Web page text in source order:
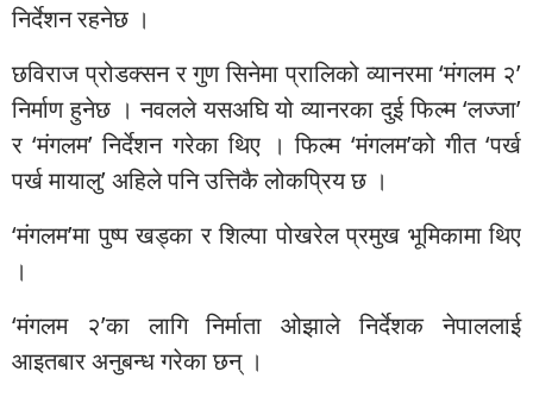
निर्देशन रहनेछ ।
छविराज प्रोडक्सन र गुण सिनेमा प्रालिको व्यानरमा ‘मंगलम २’
निर्माण हुनेछ । नवलले यसअघि यो व्यानरका दुई फिल्म ‘लज्जा’
र ‘मंगलम’ निर्देशन गरेका थिए । फिल्म ‘मंगलम’को गीत ‘पर्ख
पर्ख मायालु’ अहिले पनि उत्तिकै लोकप्रिय छ ।
‘मंगलम’मा पुष्प खड्का र शिल्पा पोखरेल प्रमुख भूमिकामा थिए
।
‘मंगलम २’का लागि निर्माता ओझाले निर्देशक नेपाललाई
आइतबार अनुबन्ध गरेका छन् ।